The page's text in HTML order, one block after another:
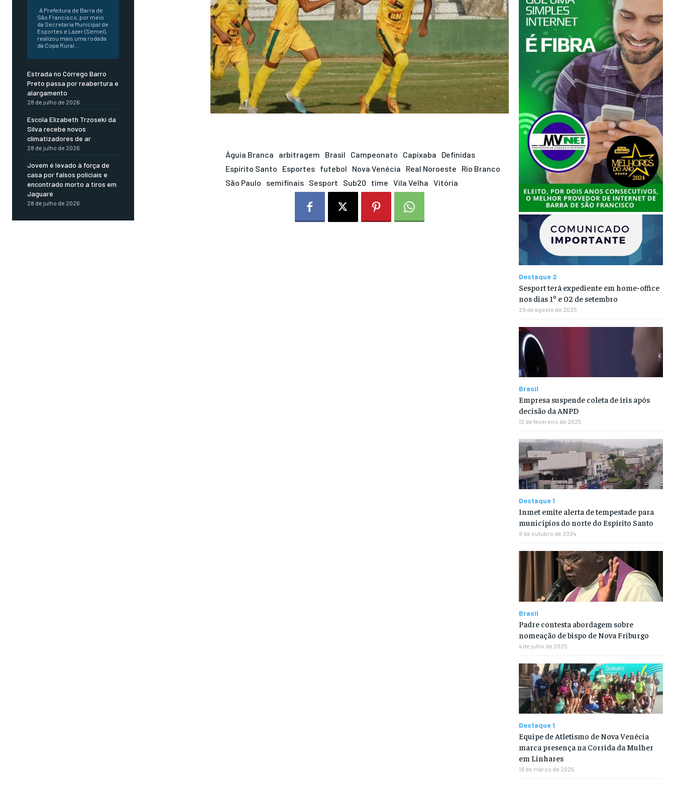
A Prefeitura de Barra de
São Francisco, por meio
da Secretaria Municipal de
Esportes e Lazer (Semel),
realizou mais uma rodada
da Copa Rural...
Estrada no Córrego Barro
Preto passa por reabertura e
alargamento
28 de julho de 2026
Escola Elizabeth Trzoseki da
Silva recebe novos
climatizadores de ar
28 de julho de 2026
Jovem é levado à força de
casa por falsos policiais e
encontrado morto a tiros em
Jaguaré
28 de julho de 2026
Águia Branca arbitragem Brasil Campeonato Capixaba
Definidas
Espírito Santo
Esportes futebol Nova Venécia Real Noroeste
Rio Branco
São Paulo
semifinais Sesport Sub20 time Vila Velha Vitória
Destaque 2
Sesport terá expediente em home-office
nos dias 1º e 02 de setembro
29 de agosto de 2025
Brasil
Empresa suspende coleta de íris após
decisão da ANPD
12 de fevereiro de 2025
Destaque 1
Inmet emite alerta de tempestade para
municípios do norte do Espírito Santo
9 de outubro de 2024
Brasil
Padre contesta abordagem sobre
nomeação de bispo de Nova Friburgo
4 de julho de 2025
Destaque 1
Equipe de Atletismo de Nova Venécia
marca presença na Corrida da Mulher
em Linhares
19 de março de 2025